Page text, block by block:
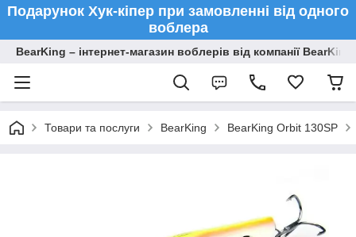
Подарунок Хук-кіпер при замовленні від одного
воблера
BearKing – інтернет-магазин воблерів від компанії BearKing
Товари та послуги BearKing BearKing Orbit 130SP